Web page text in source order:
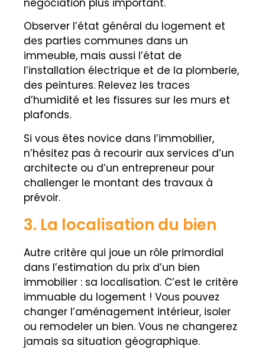
négociation plus important.
Observer l’état général du logement et
des parties communes dans un
immeuble, mais aussi l’état de
l’installation électrique et de la plomberie,
des peintures. Relevez les traces
d’humidité et les fissures sur les murs et
plafonds.
Si vous êtes novice dans l’immobilier,
n’hésitez pas à recourir aux services d’un
architecte ou d’un entrepreneur pour
challenger le montant des travaux à
prévoir.
3. La localisation du bien
Autre critère qui joue un rôle primordial
dans l’estimation du prix d’un bien
immobilier : sa localisation. C’est le critère
immuable du logement ! Vous pouvez
changer l’aménagement intérieur, isoler
ou remodeler un bien. Vous ne changerez
jamais sa situation géographique.